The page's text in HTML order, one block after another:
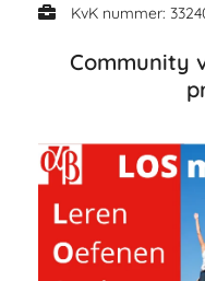
KvK nummer:
Community